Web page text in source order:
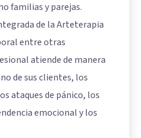
familias y parejas.
de la Arteterapia
entre otras
atiende de manera
de sus clientes, los
ataques de pánico, los
emocional y los